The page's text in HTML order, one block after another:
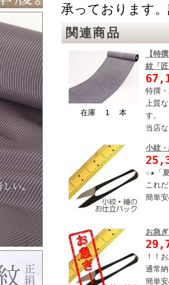
承っております
関連商品
在庫 1 本
【特
紋「
特撰
上質
す。
当店
小紋
☆★「
これ
簡単
お急
！！
通常
簡単